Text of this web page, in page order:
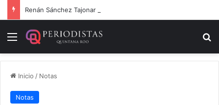
Menú
Inicio / Notas
Notas